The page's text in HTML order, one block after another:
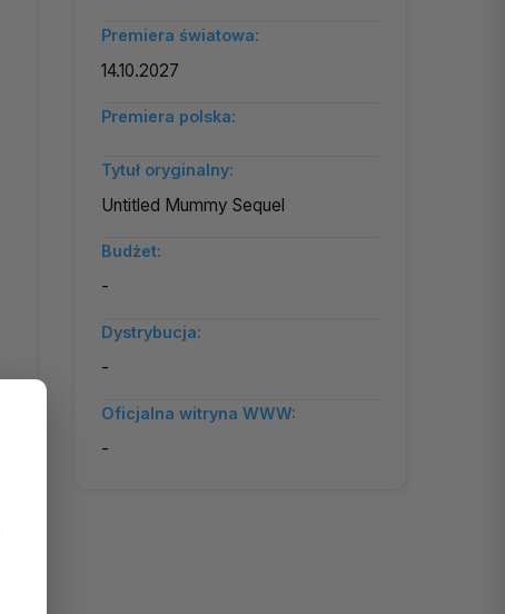
Premiera światowa:
14.10.2027
Premiera polska:
Tytuł oryginalny:
Untitled Mummy Sequel
Budżet:
-
Dystrybucja:
-
Oficjalna witryna WWW:
-